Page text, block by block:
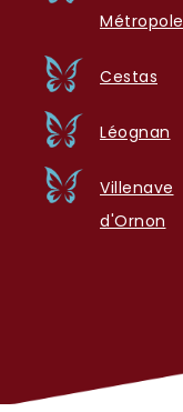
Métropole
Cestas
Léognan
Villenave
d'Ornon